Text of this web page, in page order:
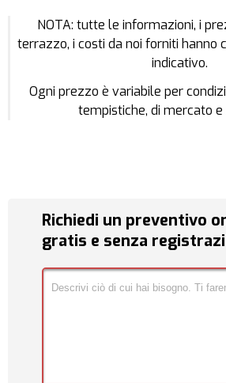
NOTA: tutte le informazioni, i
terrazzo, i costi da noi forniti hanno
indicativo.
Ogni prezzo è variabile per
tempistiche, di mercato
Richiedi un preventivo
gratis e senza